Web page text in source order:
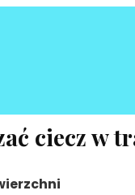
ciecz w